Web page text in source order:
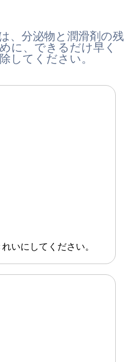
、分泌物と潤滑剤の残
に、できるだけ早く
してください。
いにしてください。